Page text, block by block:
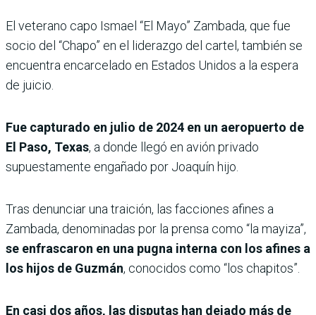
El veterano capo Ismael “El Mayo” Zambada, que fue
socio del “Chapo” en el liderazgo del cartel, también se
encuentra encarcelado en Estados Unidos a la espera
de juicio.
Fue capturado en julio de 2024 en un aeropuerto de
El Paso, Texas, a donde llegó en avión privado
supuestamente engañado por Joaquín hijo.
Tras denunciar una traición, las facciones afines a
Zambada, denominadas por la prensa como “la mayiza”,
se enfrascaron en una pugna interna con los afines a
los hijos de Guzmán, conocidos como “los chapitos”.
En casi dos años, las disputas han dejado más de